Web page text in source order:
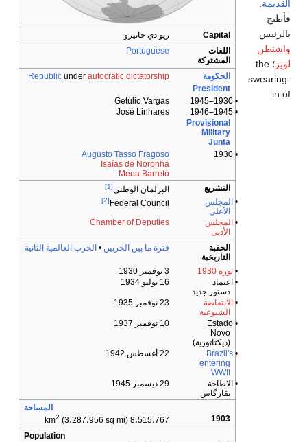
Capital
ريو دي جانيرو
اللغات
المشتركة
Portuguese
الحكومة Republicunder autocratic dictatorship
President
• 1930–1945
Getúlio Vargas
• 1945–1946
José Linhares
Provisional
Military
Junta
• 1930
Augusto Tasso Fragoso
Isaías de Noronha
Mena Barreto
التشريع
البرلمان الوطني[1]
• المجلس
الأعلى
Federal Council
[2]
• المجلس
الأدنى
Chamber of Deputies
الحقبة
التاريخية
فترة ما بين الحربين • الحرب العالمية الثانية
•ثورة 1930
3 نوفمبر 1930
• اعتماد
دستور جديد
16 يوليو 1934
• الانتفاضة
الشيوعية
23 نوفمبر 1935
• Estado
Novo
(ديكتاتورية)
10 نوفمبر 1937
•
Brazil's
entering
WWII
22 أغسطس 1942
• الاطاحة
بڤارگاس
29 ديسمبر 1945
المساحة
1903
8،515،767 km 2 (3،287،956 sq mi)
Population
القديمة
فأطيح
بالرئيس
واشنطن
لويز
؛ the
swearing-
in of